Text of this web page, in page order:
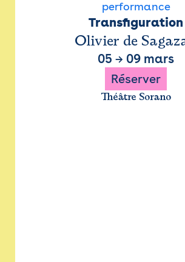
performance
Transfiguration
Olivier de
05 → 09 mars
Réserver
Théâtre Sorano